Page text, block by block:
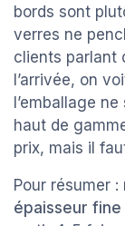
bords sont
verres ne
clients parlant
l’arrivée, on
l’emballage
haut de
prix, mais il
Pour résumer :
épaisseur fine